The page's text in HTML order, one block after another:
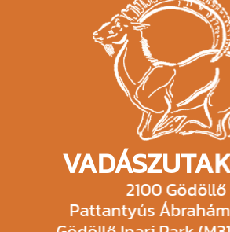
2100 Gödöllő
Pattantyús